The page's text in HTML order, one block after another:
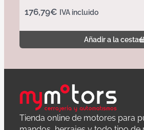
176,79€ IVA incluido
Añadir a la cesta
Tienda online de motores para